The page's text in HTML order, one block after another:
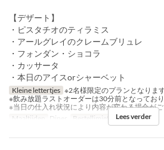
【デザート】
・ピスタチオのティラミス
・アールグレイのクレームブリュレ
・フォンダン・ショコラ
・カッサータ
・本日のアイスorシャーベット
Kleine lettertjes ※2名様限定のプランとなります
※飲み放題ラストオーダーは30分前となっており
※当日の仕入れ状況により内容が変わる場合がご
Maaltijden
Diner Bestellimiet 2 ~ 2
Lees verder